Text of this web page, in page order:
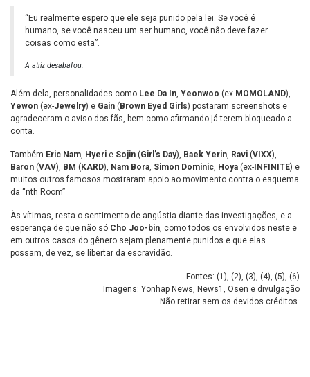
“Eu realmente espero que ele seja punido pela lei. Se você é
humano, se você nasceu um ser humano, você não deve fazer
coisas como esta”.
A atriz desabafou.
Além dela, personalidades como Lee Da In, Yeonwoo (ex-MOMOLAND),
Yewon (ex-Jewelry) e Gain ( Brown Eyed Girls) postaram screenshots e
agradeceram o aviso dos fãs, bem como afirmando já terem bloqueado a
conta.
Também Eric Nam, Hyeri e Sojin (Girl’s Day), Baek Yerin, Ravi (VIXX),
Baron (VAV), BM ( KARD), Nam Bora, Simon Dominic, Hoya (ex- INFINITE) e
muitos outros famosos mostraram apoio ao movimento contra o esquema
da “nth Room”
Às vítimas, resta o sentimento de angústia diante das investigações, e a
esperança de que não só Cho Joo-bin, como todos os envolvidos neste e
em outros casos do gênero sejam plenamente punidos e que elas
possam, de vez, se libertar da escravidão.
Fontes: (1 ), (2), (3), (4), (5), (6)
Imagens: Yonhap News, News1, Osen e divulgação
Não retirar sem os devidos créditos.